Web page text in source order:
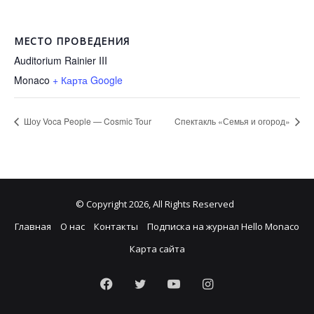
МЕСТО ПРОВЕДЕНИЯ
Auditorium Rainier III
Monaco + Карта Google
Шоу Voca People — Cosmic Tour Cпектакль «Семья и огород»
© Copyright 2026, All Rights Reserved
Главная
О нас Контакты
Подписка на журнал Hello Monaco
Карта сайта
Facebook
TwitterYouTubeInstagram